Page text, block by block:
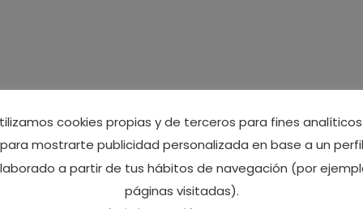
rural en Asturias ,Sin categoría,Tineo, Yerbo/ PorCa Lulón
Santa Marina, será el próximo sábado 20 de julio. Con
vecinos de Yerbo. Por vuestra entrega desde que
cookies propias y de terceros para fines
para mostrarte publicidad personalizada en base a un perfil
a partir de tus hábitos de navegación (por
páginas visitadas).